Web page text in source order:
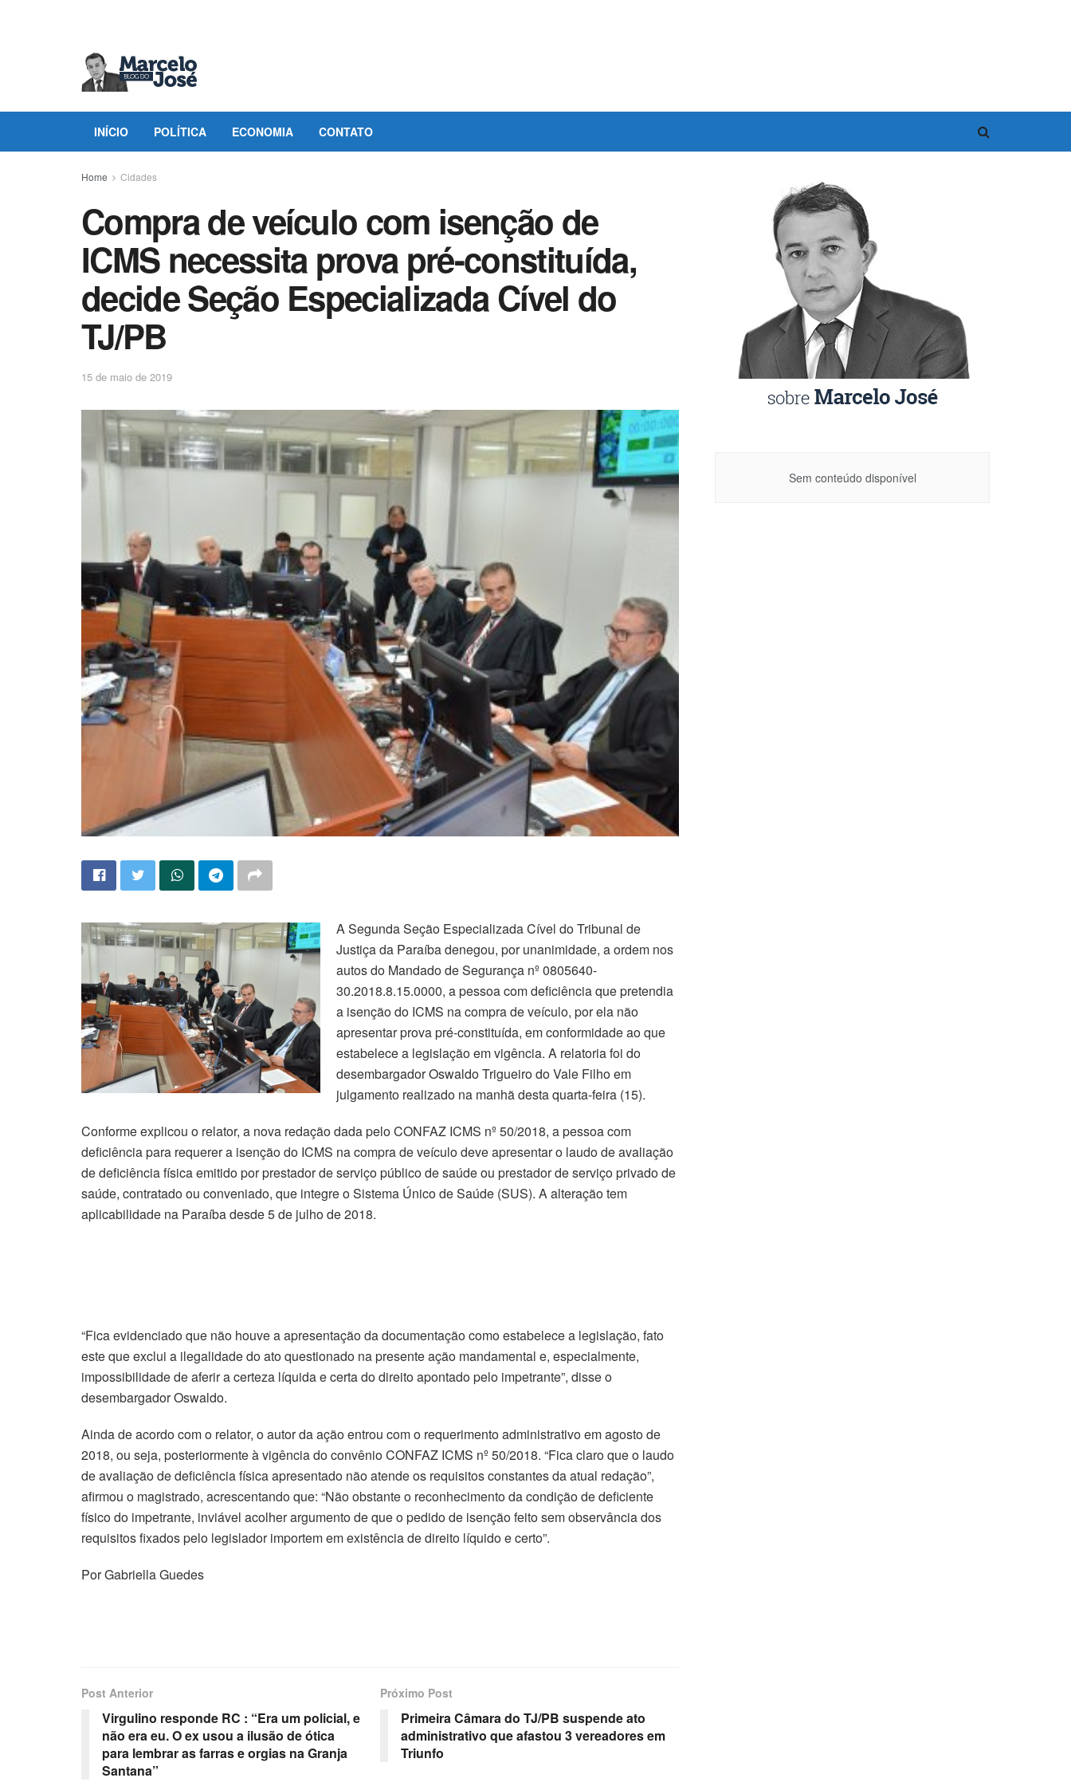
INÍCIO POLÍTICA ECONOMIA CONTATO
Home Cidades
Compra de veículo com isenção de
ICMS necessita prova pré-constituída,
decide Seção Especializada Cível do
TJ/PB
15 de maio de 2019
A Segunda Seção Especializada Cível do Tribunal de
Justiça da Paraíba denegou, por unanimidade, a ordem nos
autos do Mandado de Segurança nº 0805640-
30.2018.8.15.0000, a pessoa com deficiência que pretendia
a isenção do ICMS na compra de veículo, por ela não
apresentar prova pré-constituída, em conformidade ao que
estabelece a legislação em vigência. A relatoria foi do
desembargador Oswaldo Trigueiro do Vale Filho em
julgamento realizado na manhã desta quarta-feira (15).
Conforme explicou o relator, a nova redação dada pelo CONFAZ ICMS nº 50/2018, a pessoa com
deficiência para requerer a isenção do ICMS na compra de veículo deve apresentar o laudo de avaliação
de deficiência física emitido por prestador de serviço público de saúde ou prestador de serviço privado de
saúde, contratado ou conveniado, que integre o Sistema Único de Saúde (SUS). A alteração tem
aplicabilidade na Paraíba desde 5 de julho de 2018.
“Fica evidenciado que não houve a apresentação da documentação como estabelece a legislação, fato
este que exclui a ilegalidade do ato questionado na presente ação mandamental e, especialmente,
impossibilidade de aferir a certeza líquida e certa do direito apontado pelo impetrante”, disse o
desembargador Oswaldo.
Ainda de acordo com o relator, o autor da ação entrou com o requerimento administrativo em agosto de
2018, ou seja, posteriormente à vigência do convênio CONFAZ ICMS nº 50/2018. “Fica claro que o laudo
de avaliação de deficiência física apresentado não atende os requisitos constantes da atual redação”,
afirmou o magistrado, acrescentando que: “Não obstante o reconhecimento da condição de deficiente
físico do impetrante, inviável acolher argumento de que o pedido de isenção feito sem observância dos
requisitos fixados pelo legislador importem em existência de direito líquido e certo”.
Por Gabriella Guedes
Post Anterior
Virgulino responde RC : “Era um policial, e
não era eu. O ex usou a ilusão de ótica
para lembrar as farras e orgias na Granja
Santana”
Próximo Post
Primeira Câmara do TJ/PB suspende ato
administrativo que afastou 3 vereadores em
Triunfo
Sem conteúdo disponível